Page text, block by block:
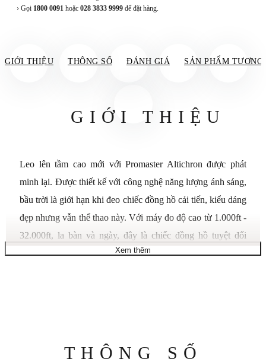
› Gọi 1800 0091 hoặc 028 3833 9999 để đặt hàng.
GIỚI THIỆU THÔNG SỐ ĐÁNH GIÁ SẢN PHẨM TƯƠNG
GIỚI THIỆU
Leo lên tầm cao mới với Promaster Altichron được phát
minh lại. Được thiết kế với công nghệ năng lượng ánh sáng,
bầu trời là giới hạn khi đeo chiếc đồng hồ cải tiến, kiểu dáng
đẹp nhưng vẫn thể thao này. Với máy đo độ cao từ 1.000ft -
32.000ft, la bàn và ngày, đây là chiếc đồng hồ tuyệt đối
dành cho bất kỳ nhà thám hiểm bán chuyên nghiệp nào. Nổi
cấp năng lượng bằng ánh sáng, bất kỳ ánh sáng nào. Không
Xem thêm
THÔNG SỐ